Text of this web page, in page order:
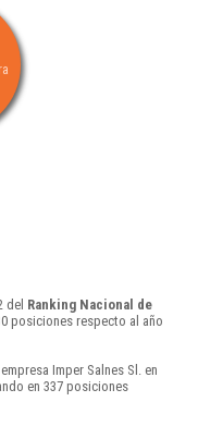
del Ranking Nacional de
posiciones respecto al año
Imper Salnes Sl. en
en 337 posiciones